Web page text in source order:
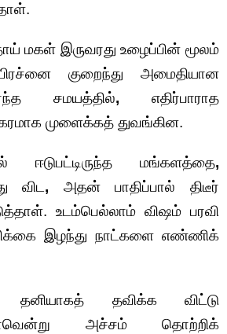
மகள் இருவரது உழைப்பின் மூலம்
குறைந்து அமைதியான
சமயத்தில், எதிர்பாராத
முளைக்கத் துவங்கின.
ஈடுபட்டிருந்த மங்களத்தை,
விட , அதன் பாதிப்பால் திடீர்
உடம்பெல்லாம் விஷம் பரவி
இழந்து நாட்களை எண்ணிக்
தவிக்க விட்டு
அச்சம் தொற்றிக்